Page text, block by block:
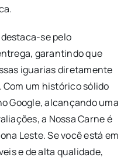
se pelo
garantindo que
iguarias diretamente
um histórico sólido
Google, alcançando uma
a Nossa Carne é
Leste. Se você está em
e de alta qualidade,